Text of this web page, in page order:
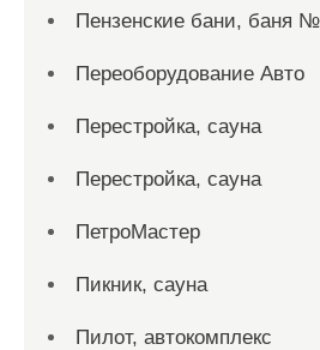
Пензенские бани, баня
Переоборудование Авто
Перестройка, сауна
Перестройка, сауна
ПетроМастер
Пикник, сауна
Пилот, автокомплекс